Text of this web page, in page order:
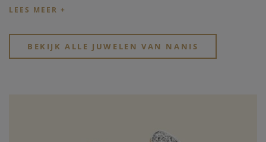
aanraking aan de klassieke kenmerken van het
zijn van onze reputatie.
BEKIJK ALLE JUWELEN VAN NANIS